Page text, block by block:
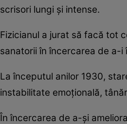
scrisori lungi și intense.
Fizicianul a jurat să facă tot
sanatorii în încercarea de a-
La începutul anilor 1930,
instabilitate emoțională,
În încercarea de a-și